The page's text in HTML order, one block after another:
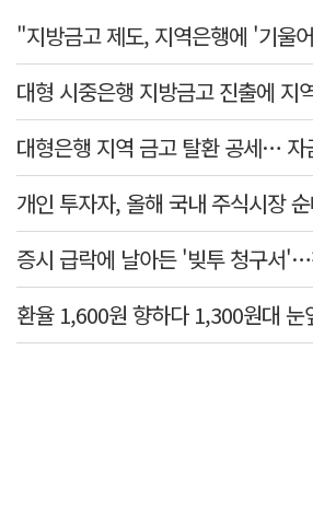
"지방금고 제도, 지역은행에 '기울
대형은행 지역 금고 탈환 공세… 자